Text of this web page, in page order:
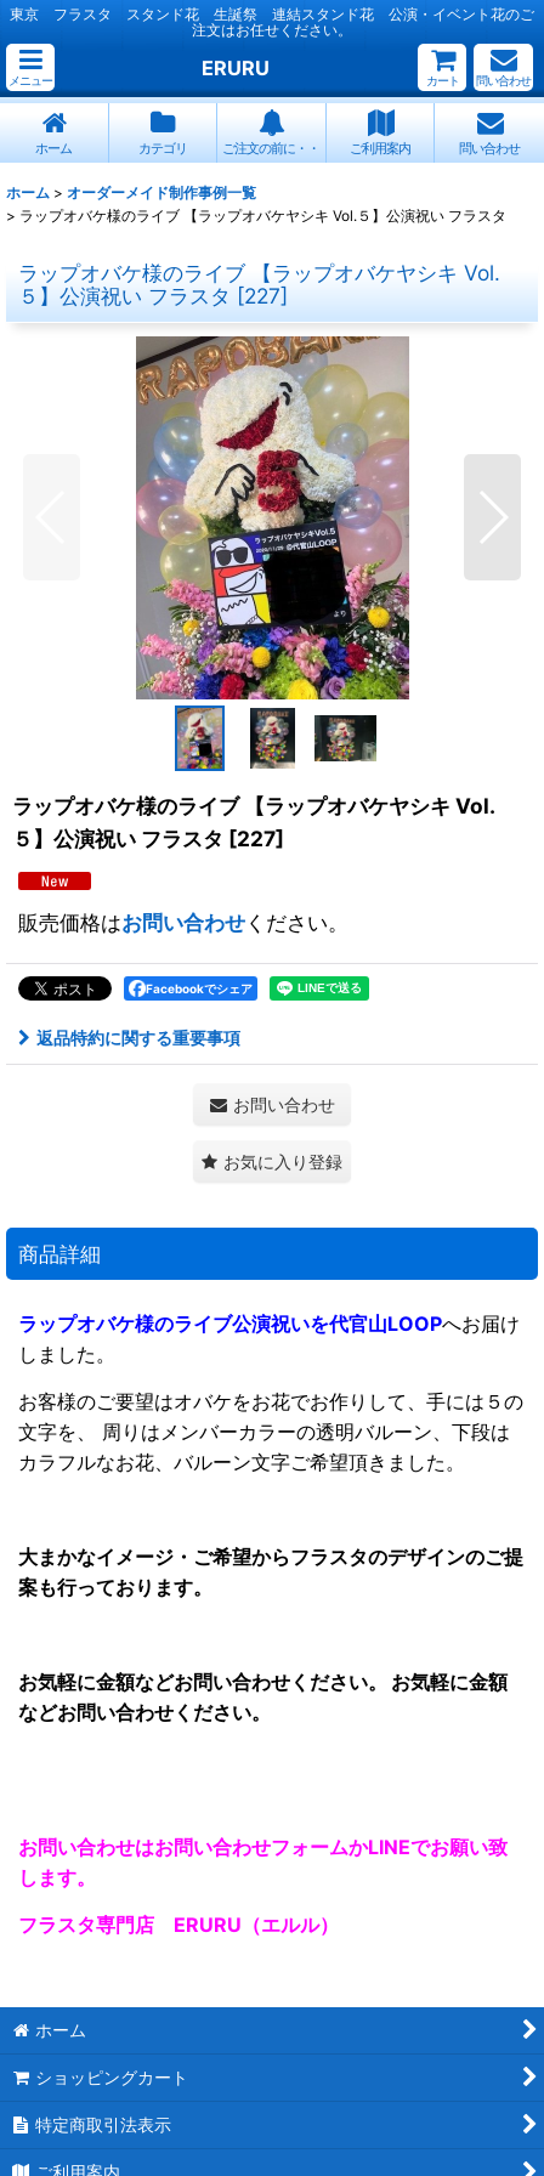
東京 フラスタ スタンド花 生誕祭 連結スタンド花 公演・イベント花のご
注文はお任せください。
メニュー
ERURU
カート 問い合わせ
ホーム カテゴリ ご注文の前に・・ ご利用案内 問い合わせ
ホーム > オーダーメイド制作事例一覧
> ラップオバケ様のライブ 【ラップオバケヤシキ Vol.５】公演祝い フラスタ
ラップオバケ様のライブ 【ラップオバケヤシキ Vol.
５】公演祝い フラスタ [227]
ラップオバケ様のライブ 【ラップオバケヤシキ Vol.
５】公演祝い フラスタ [227]
販売価格はお問い合わせください。
Facebookでシェア
返品特約に関する重要事項
お問い合わせ
お気に入り登録
商品詳細
ラップオバケ様のライブ公演祝いを代官山LOOPへお届け
しました。
お客様のご要望はオバケをお花でお作りして、手には５の
文字を、 周りはメンバーカラーの透明バルーン、下段は
カラフルなお花、バルーン文字ご希望頂きました。
大まかなイメージ・ご希望からフラスタのデザインのご提
案も行っております。
お気軽に金額などお問い合わせください。 お気軽に金額
などお問い合わせ ください。
お問い合わせはお問い合わせフォームかLINEでお願い致
します。
フラスタ専門店 ERURU（エルル）
ホーム
ショッピングカート
特定商取引法表示
ご利用案内